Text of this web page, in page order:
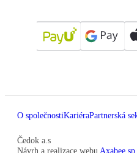
O společnostiKariéraPartnerská
Čedok a.s
Návrh a realizace webu Axabee